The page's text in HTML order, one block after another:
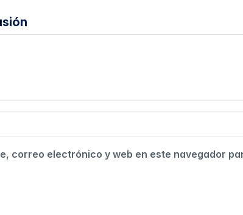
correo electrónico y web en este navegador